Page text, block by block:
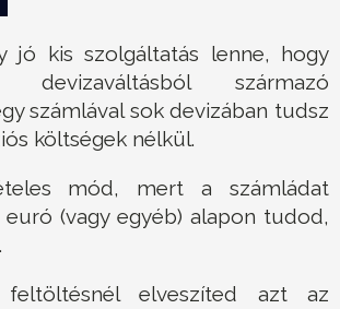
jó kis szolgáltatás lenne, hogy
származó
számlával sok devizában tudsz
költségek nélkül.
mód, mert a számládat
(vagy egyéb) alapon tudod,
elveszíted azt az